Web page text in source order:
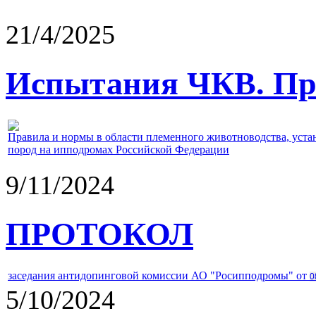
21/4/2025
Испытания ЧКВ.
Правила и нормы в области племенного животноводства,
пород на ипподромах Российской Федерации
9/11/2024
ПРОТОКОЛ
заседания антидопинговой комиссии АО "Росипподромы" от
5/10/2024